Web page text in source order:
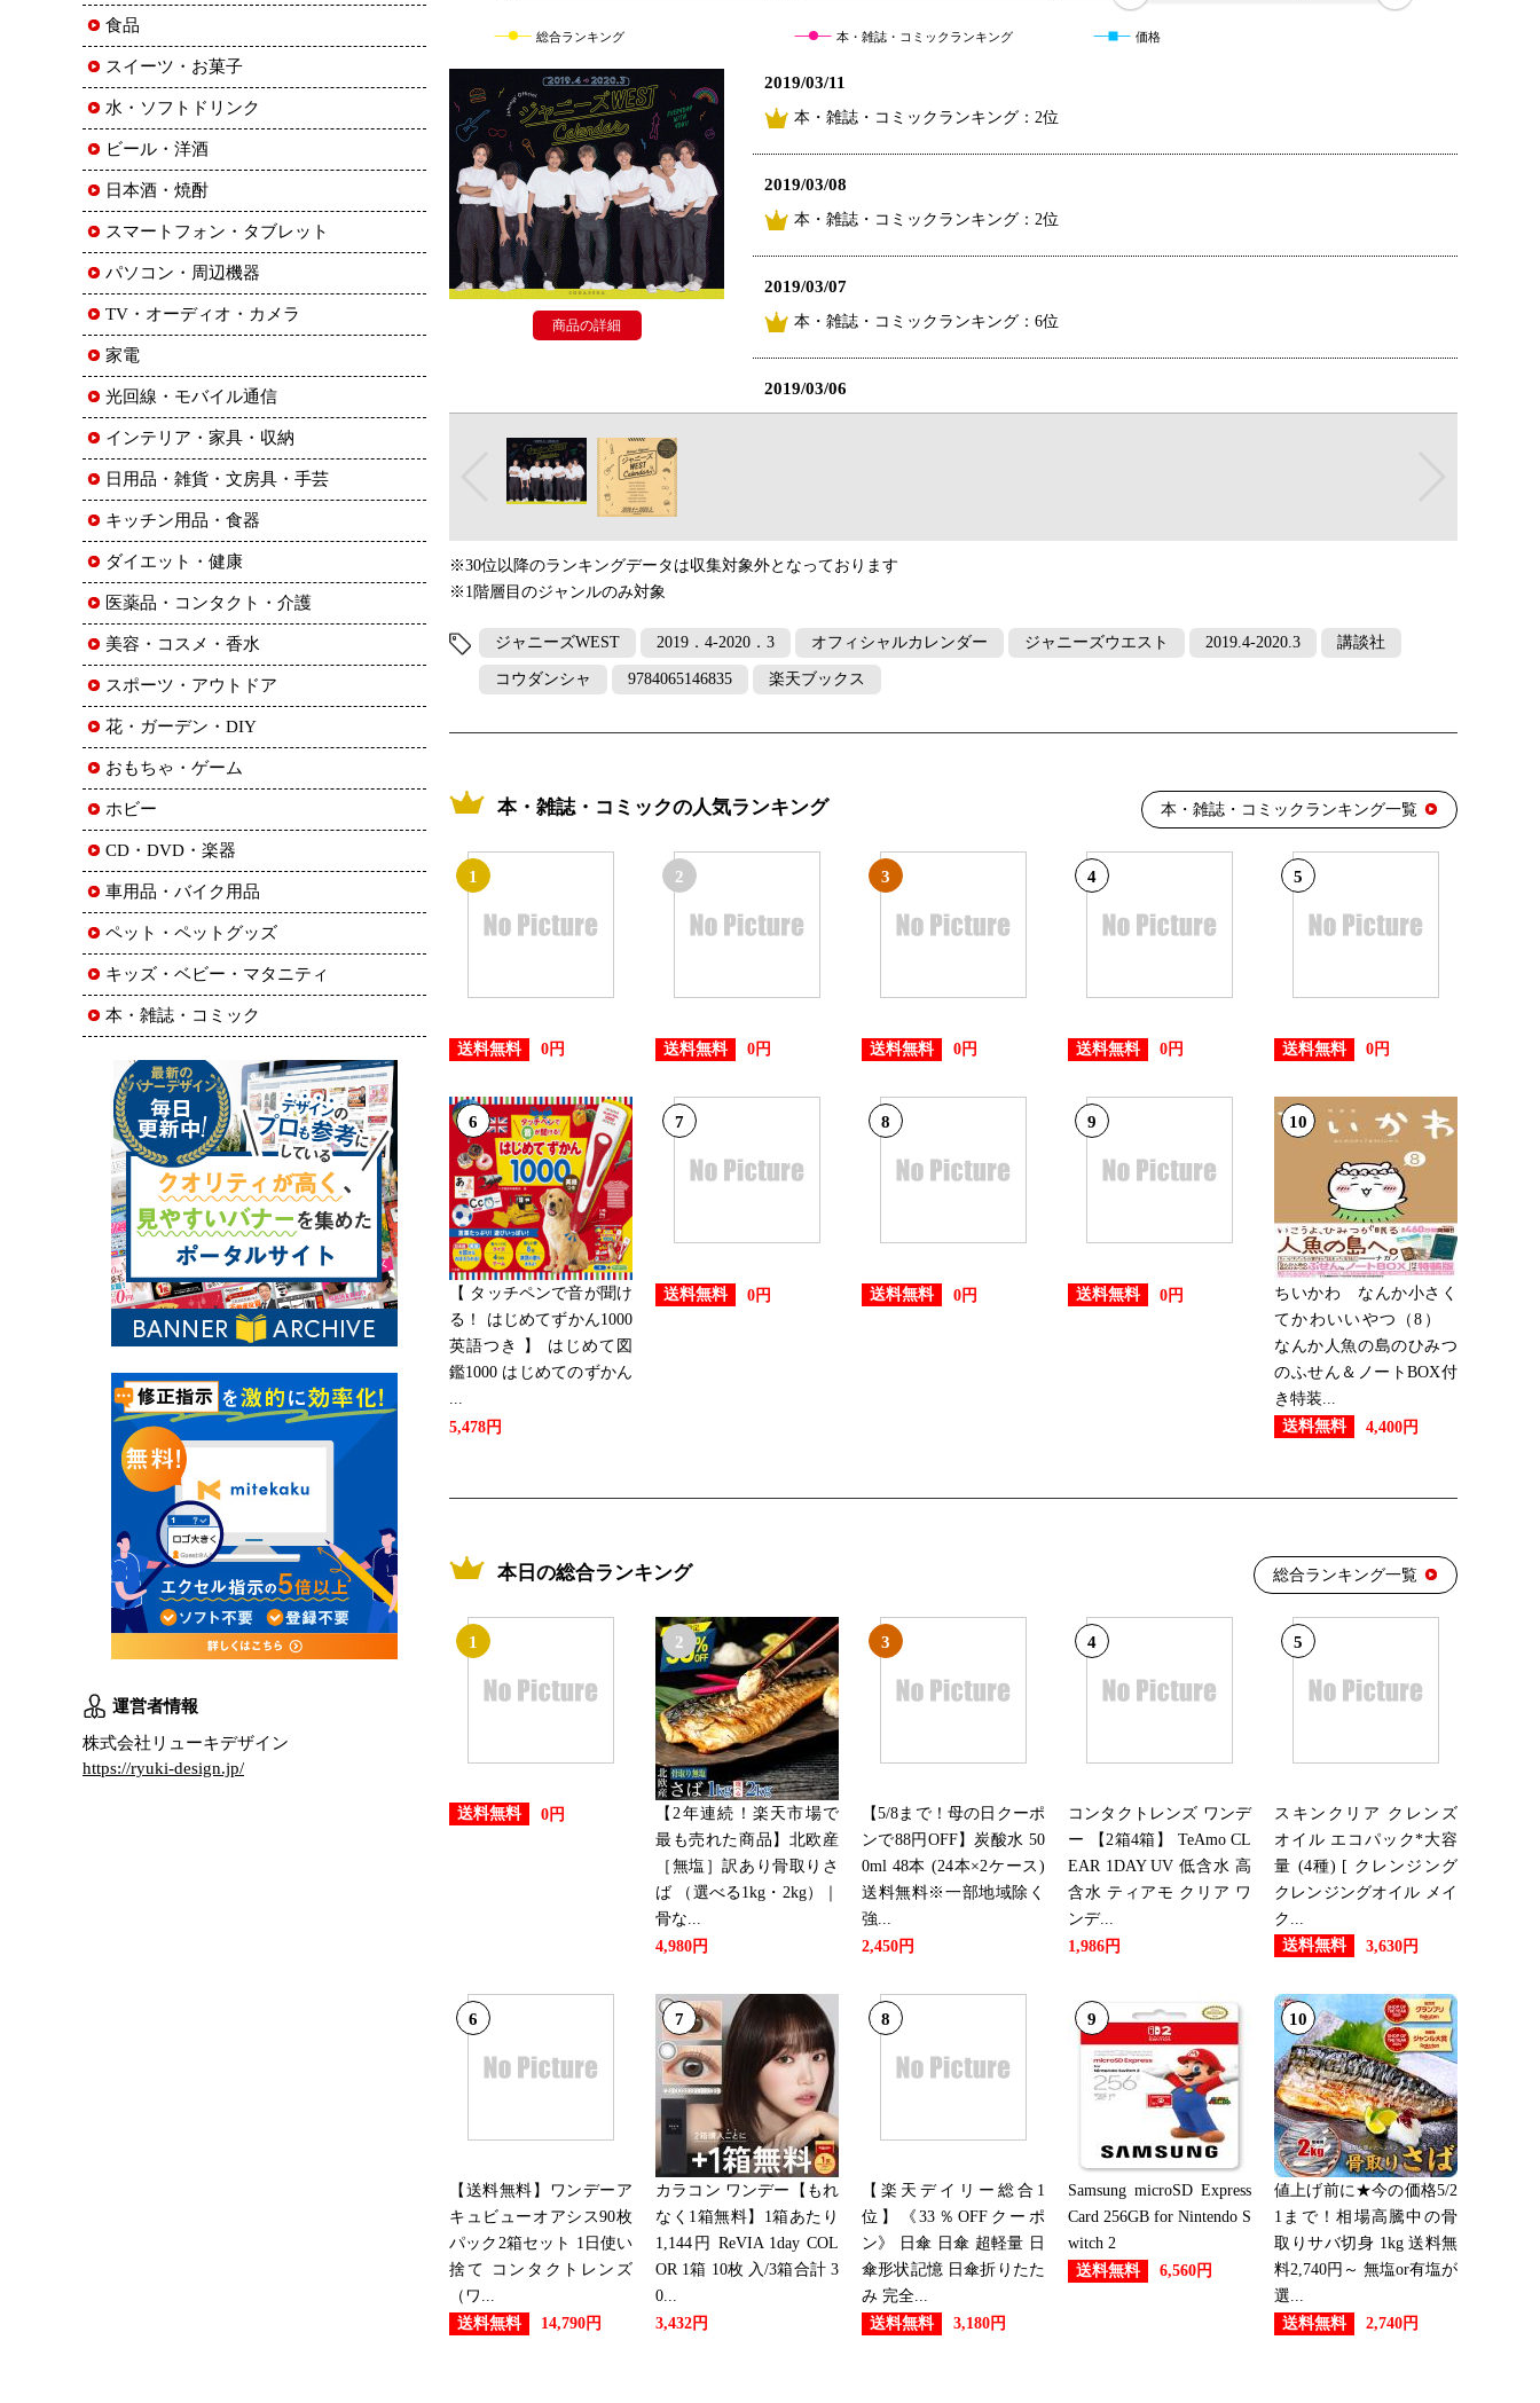
総合ランキング 本・雑誌・コミックランキング 価格
2019/03/11
本・雑誌・コミックランキング：2位
2019/03/08
本・雑誌・コミックランキング：2位
2019/03/07
本・雑誌・コミックランキング：6位
2019/03/06
本・雑誌・コミックランキング：6位
2019/03/02
本・雑誌・コミックランキング：4位
2019/03/01
本・雑誌・コミックランキング：27位
2019/01/29
本・雑誌・コミックランキング：4位
2019/01/28
本・雑誌・コミックランキング：8位
本・雑誌・コミックランキング：29位
2019/01/22
本・雑誌・コミックランキング：27位
2019/01/18
2019/01/17
本・雑誌・コミックランキング：16位
本・雑誌・コミックランキング：21位
2019/01/14
本・雑誌・コミックランキング：27位
2019/01/13
本・雑誌・コミックランキング：20位
2019/01/12
本・雑誌・コミックランキング：6位
商品の詳細
※30位以降のランキングデータは収集対象外となっております
※1階層目のジャンルのみ対象
ジャニーズWEST 2019．4-2020．3 オフィシャルカレンダー ジャニーズウエスト 2019.4-2020.3 講談社
コウダンシャ 9784065146835 楽天ブックス
本・雑誌・コミックの人気ランキング 本・雑誌・コミックランキング一覧
1
送料無料 0円
2
送料無料 0円
3
送料無料 0円
4
送料無料 0円
5
送料無料 0円
6
【 タッチペンで音が聞け
る！ はじめてずかん1000
英語つき 】 はじめて図
鑑1000 はじめてのずかん
...
5,478円
7
送料無料 0円
8
送料無料 0円
9
送料無料 0円
10
ちいかわ なんか小さく
てかわいいやつ（8）
なんか人魚の島のひみつ
のふせん＆ノートBOX付
き特装...
送料無料
4,400円
本日の総合ランキング 総合ランキング一覧
1
送料無料 0円
2
【2年連続！楽天市場で
最も売れた商品】北欧産
［無塩］訳あり骨取りさ
ば （選べる1kg・2kg）｜
骨な...
4,980円
3
【5/8まで！母の日クーポ
ンで88円OFF】炭酸水 50
0ml 48本 (24本×2ケース)
送料無料※一部地域除く
強...
2,450円
4
コンタクトレンズ ワンデ
ー 【2箱4箱】 TeAmo CL
EAR 1DAY UV 低含水 高
含水 ティアモ クリア ワ
ンデ...
1,986円
5
スキンクリア クレンズ
オイル エコパック*大容
量 (4種) [ クレンジング
クレンジングオイル メイ
ク...
送料無料
3,630円
6
【送料無料】ワンデーア
キュビューオアシス90枚
パック2箱セット 1日使い
捨て コンタクトレンズ
（ワ...
送料無料
14,790円
7
カラコン ワンデー【もれ
なく1箱無料】1箱あたり
1,144円 ReVIA 1day COL
OR 1箱 10枚 入/3箱合計 3
0...
3,432円
8
【楽天デイリー総合1
位】《33％OFFクーポ
ン》 日傘 日傘 超軽量 日
傘形状記憶 日傘折りたた
み 完全...
送料無料
3,180円
9
Samsung microSD Express
Card 256GB for Nintendo S
witch 2
送料無料
6,560円
10
値上げ前に★今の価格5/2
1まで！相場高騰中の骨
取りサバ切身 1kg 送料無
料2,740円～ 無塩or有塩が
選...
送料無料
2,740円
食品
スイーツ・お菓子
水・ソフトドリンク
ビール・洋酒
日本酒・焼酎
スマートフォン・タブレット
パソコン・周辺機器
TV・オーディオ・カメラ
家電
光回線・モバイル通信
インテリア・家具・収納
日用品・雑貨・文房具・手芸
キッチン用品・食器
ダイエット・健康
医薬品・コンタクト・介護
美容・コスメ・香水
スポーツ・アウトドア
花・ガーデン・DIY
おもちゃ・ゲーム
ホビー
CD・DVD・楽器
車用品・バイク用品
ペット・ペットグッズ
キッズ・ベビー・マタニティ
本・雑誌・コミック
運営者情報
株式会社リューキデザイン
https://ryuki-design.jp/